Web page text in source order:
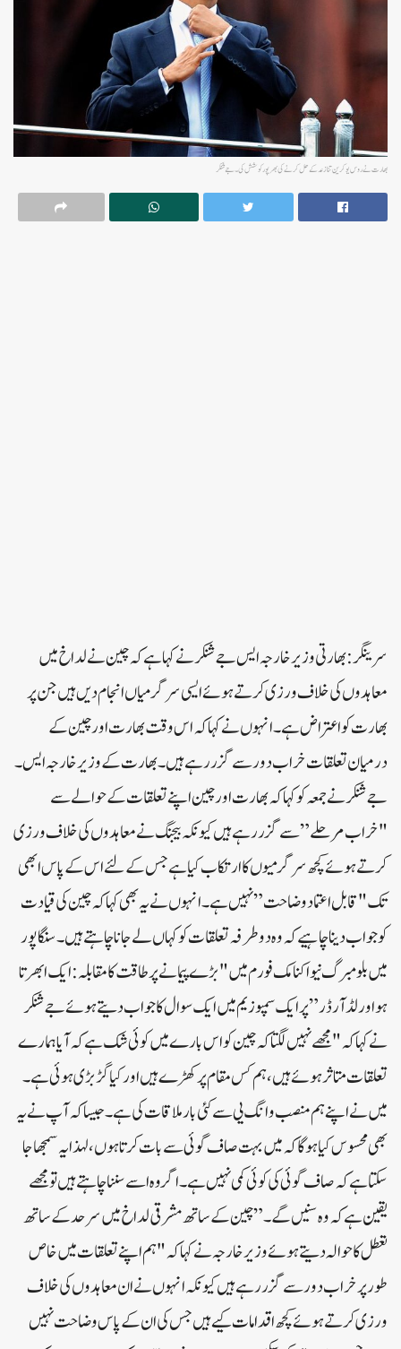
بھارت نے روس یوکرین تنازعہ کے حل کرنے کی بھرپورکوشش کی۔ جے شنکر
سرینگر:بھارتی وزیر خارجہ ایس جے شنکر نے کہا ہے کہ چین نے لداخ میں
معاہدوں کی خلاف ورزی کرتے ہوئے ایسی سرگرمیاں انجام دیں ہیں جن پر
بھارت کو اعتراض ہے ۔ انہوں نے کہاکہ اس وقت بھارت اور چین کے
درمیان تعلقات خراب دور سے گزررہے ہیں ۔ بھارت کے وزیر خارجہ ایس۔
جے شنکر نے جمعہ کو کہا کہ بھارت اور چین اپنے تعلقات کے حوالے سے
"خراب مرحلے” سے گزر رہے ہیں کیونکہ بیجنگ نے معاہدوں کی خلاف ورزی
کرتے ہوئے کچھ سرگرمیوں کا ارتکاب کیا ہے جس کے لئے اس کے پاس ابھی
تک "قابل اعتماد وضاحت” نہیں ہے۔ انہوں نے یہ بھی کہا کہ چین کی قیادت
کو جواب دینا چاہیے کہ وہ دو طرفہ تعلقات کو کہاں لے جانا چاہتے ہیں۔سنگاپور
میں بلومبرگ نیو اکنامک فورم میں "بڑے پیمانے پر طاقت کا مقابلہ: ایک ابھرتا
ہوا ورلڈ آرڈر” پر ایک سمپوزیم میں ایک سوال کا جواب دیتے ہوئے جے شنکر
نے کہا کہ "مجھے نہیں لگتا کہ چین کو اس بارے میں کوئی شک ہے کہ آیا ہمارے
تعلقات متاثر ہوئے ہیں، ہم کس مقام پر کھڑے ہیں اور کیا گڑبڑی ہوئی ہے۔
میں نے اپنے ہم منصب وانگ یی سے کئی بار ملاقات کی ہے۔ جیسا کہ آپ نے یہ
بھی محسوس کیا ہوگا کہ میں بہت صاف گوئی سے بات کرتا ہوں، لہذا یہ سمجھا جا
سکتا ہے کہ صاف گوئی کی کوئی کمی نہیں ہے۔ اگر وہ اسے سننا چاہتے ہیں تو مجھے
یقین ہے کہ وہ سنیں گے۔”چین کے ساتھ مشرقی لداخ میں سرحد کے ساتھ
تعطل کا حوالہ دیتے ہوئے وزیر خارجہ نے کہا کہ "ہم اپنے تعلقات میں خاص
طور پر خراب دور سے گزر رہے ہیں کیونکہ انہوں نے ان معاہدوں کی خلاف
ورزی کرتے ہوئے کچھ اقدامات کیے ہیں جس کی ان کے پاس وضاحت نہیں